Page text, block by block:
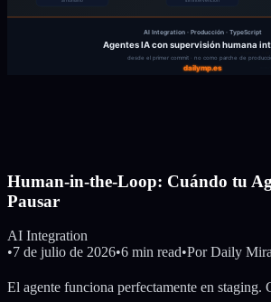
Human-in-the-Loop: Cuándo tu
Pausar
AI Integration
•7 de julio de 2026•6 min read•Por Daily
El agente funciona perfectamente en staging.